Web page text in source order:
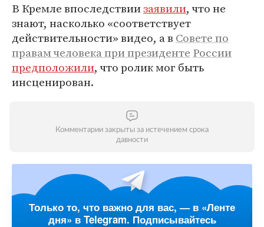
В Кремле впоследствиизаявили, что не
знают, насколько «соответствует
действительности» видео, а в Совете по
правам человека при президенте России
предположили, что ролик мог быть
инсценирован.
Комментарии закрыты за истечением срока
давности
Только то, что важно для вас, — в «Ленте
дня» в Telegram. Подписывайтесь